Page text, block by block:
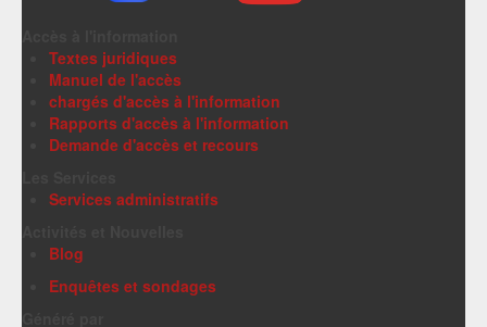
Textes juridiques
Manuel de l'accès
chargés d'accès à l'information
Rapports d'accès à l'information
Demande d'accès et recours
Services administratifs
Blog
Enquêtes et sondages